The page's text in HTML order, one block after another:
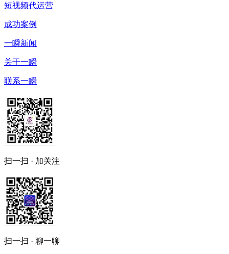
短视频代运营
成功案例
一瞬新闻
关于一瞬
联系一瞬
扫一扫 · 加关注
扫一扫 · 聊一聊